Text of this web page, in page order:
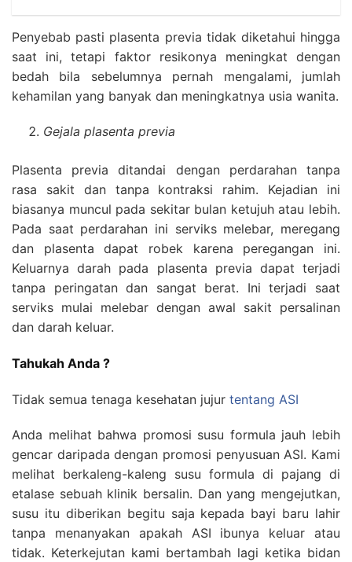
Penyebab pasti plasenta previa tidak diketahui hingga
saat ini, tetapi faktor resikonya meningkat dengan
bedah bila sebelumnya pernah mengalami, jumlah
kehamilan yang banyak dan meningkatnya usia wanita.
Gejala plasenta previa
Plasenta previa ditandai dengan perdarahan tanpa
rasa sakit dan tanpa kontraksi rahim. Kejadian ini
biasanya muncul pada sekitar bulan ketujuh atau lebih.
Pada saat perdarahan ini serviks melebar, meregang
dan plasenta dapat robek karena peregangan ini.
Keluarnya darah pada plasenta previa dapat terjadi
tanpa peringatan dan sangat berat. Ini terjadi saat
serviks mulai melebar dengan awal sakit persalinan
dan darah keluar.
Tahukah Anda ?
Tidak semua tenaga kesehatan jujur tentang ASI
Anda melihat bahwa promosi susu formula jauh lebih
gencar daripada dengan promosi penyusuan ASI. Kami
melihat berkaleng-kaleng susu formula di pajang di
etalase sebuah klinik bersalin. Dan yang mengejutkan,
susu itu diberikan begitu saja kepada bayi baru lahir
tanpa menanyakan apakah ASI ibunya keluar atau
tidak. Keterkejutan kami bertambah lagi ketika bidan